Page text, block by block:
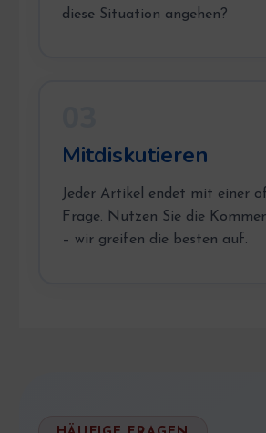
diese Situation angehen?
Mitdiskutieren
Jeder Artikel endet mit einer
Frage. Nutzen Sie die
– wir greifen die besten auf.